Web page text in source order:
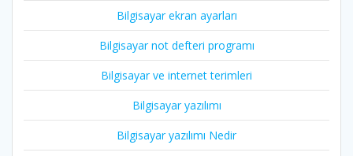
Bilgisayar ekran ayarları
Bilgisayar not defteri programı
Bilgisayar ve internet terimleri
Bilgisayar yazılımı
Bilgisayar yazılımı Nedir